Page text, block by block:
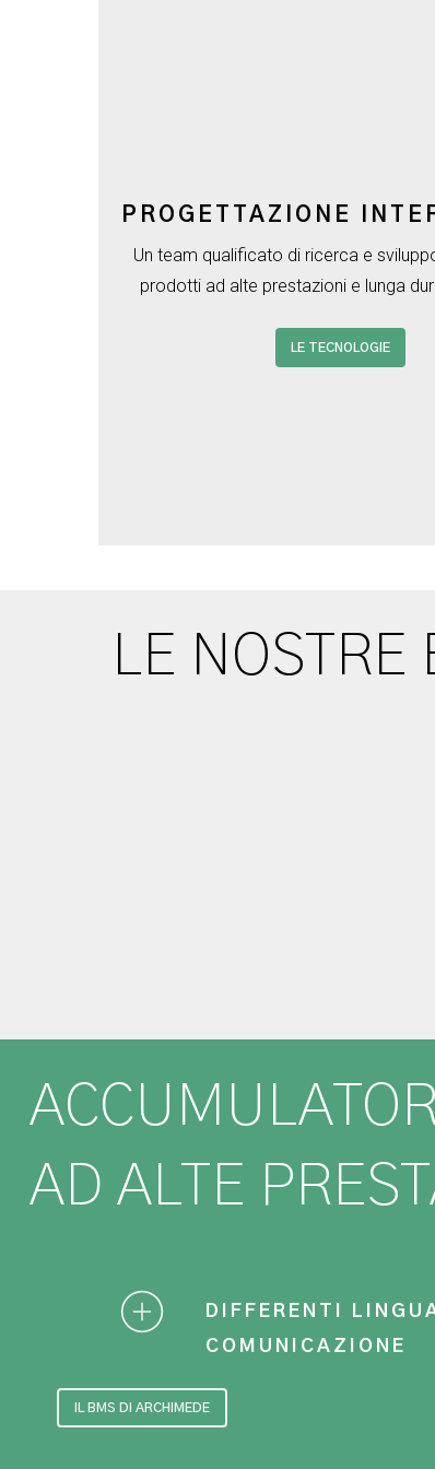
PROGETTAZIONE
Un team qualificato di ricerca e
prodotti ad alte prestazioni e lunga
LE TECNOLOGIE
LE NOSTRE
AD ALTE
DIFFERENTI
COMUNICAZIONE
IL BMS DI ARCHIMEDE